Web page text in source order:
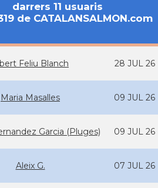
darrers 11 usuaris
de CATALANSALMON.com
Feliu Blanch 28 JUL 26
Maria Masalles 09 JUL 26
Garcia (Pluges) 09 JUL 26
Aleix G. 07 JUL 26